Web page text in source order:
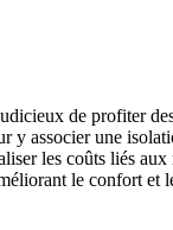
de profiter
y associer une
les coûts liés aux
le confort et